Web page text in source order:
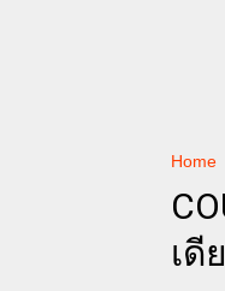
Home
เดี